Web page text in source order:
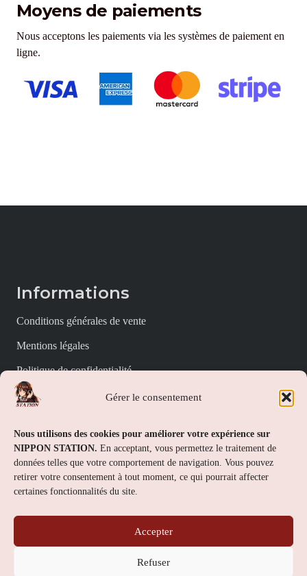
Gérer le consentement
Nous utilisons des cookies pour améliorer votre expérience sur
NIPPON STATION. En acceptant, vous permettez le traitement de
données telles que votre comportement de navigation. Vous pouvez
retirer votre consentement à tout moment, ce qui pourrait affecter
certaines fonctionnalités du site.
Accepter
Refuser
Moyens de paiements
Nous acceptons les paiements via les systèmes de paiement en
ligne.
Informations
Conditions générales de vente
Mentions légales
Politique de confidentialité
Politique de cookies (UE)
Nippon Station
À propos
FAQs
Contact